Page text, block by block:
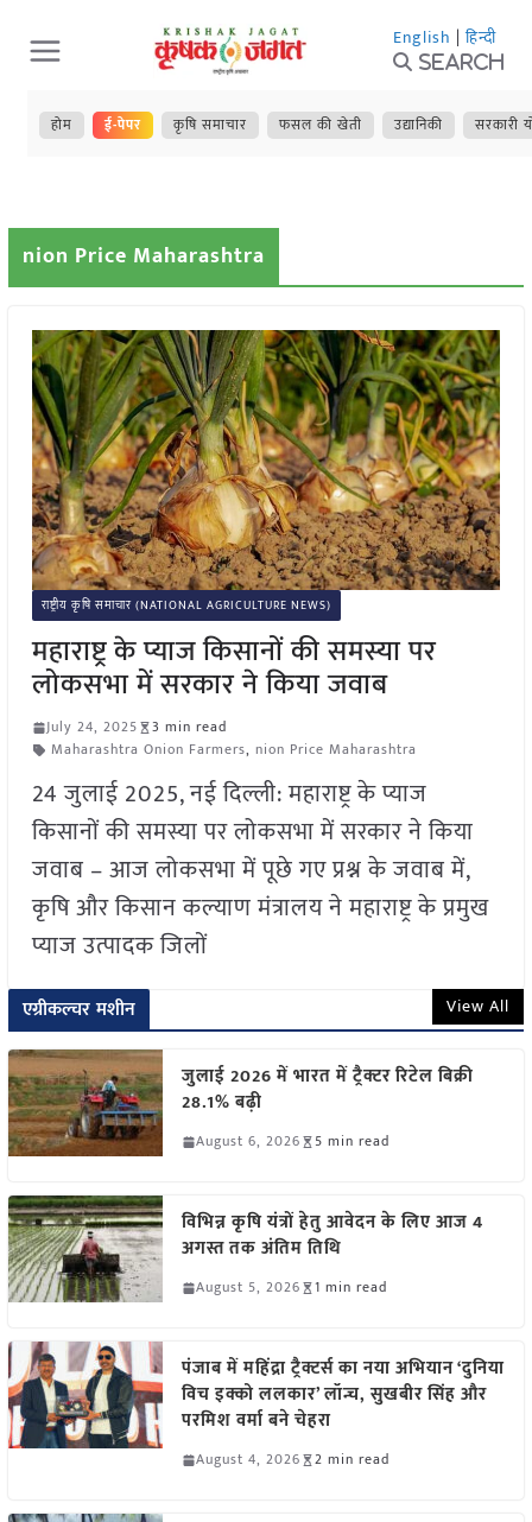
Skip
to
content
English | हिन्दी
Search
होम ई-पेपर कृषि समाचार फसल की खेती उद्यानिकी सरकारी
nion Price Maharashtra
राष्ट्रीय कृषि समाचार (NATIONAL AGRICULTURE NEWS)
महाराष्ट्र के प्याज किसानों की समस्या पर
लोकसभा में सरकार ने किया जवाब
July 24, 2025
3 min read
Maharashtra Onion Farmers, nion Price Maharashtra
24 जुलाई 2025, नई दिल्ली: महाराष्ट्र के प्याज
किसानों की समस्या पर लोकसभा में सरकार ने किया
जवाब – आज लोकसभा में पूछे गए प्रश्न के जवाब में,
कृषि और किसान कल्याण मंत्रालय ने महाराष्ट्र के प्रमुख
प्याज उत्पादक जिलों
एग्रीकल्चर मशीन View All
जुलाई 2026 में भारत में ट्रैक्टर रिटेल बिक्री
28.1% बढ़ी
August 6, 2026 5 min read
विभिन्न कृषि यंत्रों हेतु आवेदन के लिए आज 4
अगस्त तक अंतिम तिथि
August 5, 2026 1 min read
पंजाब में महिंद्रा ट्रैक्टर्स का नया अभियान ‘दुनिया
विच इक्को ललकार’ लॉन्च, सुखबीर सिंह और
परमिश वर्मा बने चेहरा
August 4, 2026 2 min read